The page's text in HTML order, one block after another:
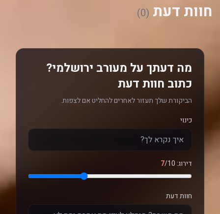
חוות דעת (0)
מה דעתך על מעורב ירושלמי?
כתוב חוות דעת
הביקורת שלך תעזור לאחרים להחליט אם לצפות.
כינוי
דירוג: 7/10
חוות דעת